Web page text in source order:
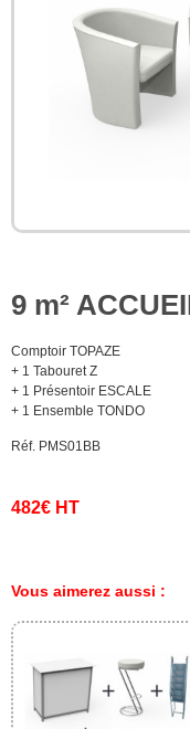
9 m²
Comptoir TOPAZE
+ 1 Tabouret Z
+ 1 Présentoir ESCALE
+ 1 Ensemble TONDO
Réf. PMS01BB
482€ HT
Vous aimerez aussi :